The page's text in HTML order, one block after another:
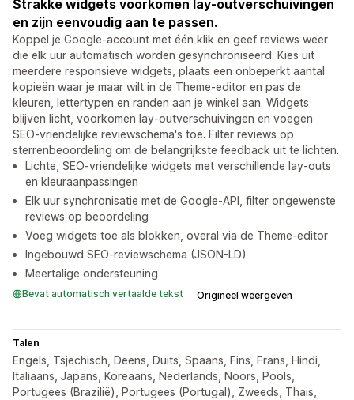
Strakke widgets voorkomen lay-outverschuivingen
en zijn eenvoudig aan te passen.
Koppel je Google-account met één klik en geef reviews weer
die elk uur automatisch worden gesynchroniseerd. Kies uit
meerdere responsieve widgets, plaats een onbeperkt aantal
kopieën waar je maar wilt in de Theme-editor en pas de
kleuren, lettertypen en randen aan je winkel aan. Widgets
blijven licht, voorkomen lay-outverschuivingen en voegen
SEO-vriendelijke reviewschema's toe. Filter reviews op
sterrenbeoordeling om de belangrijkste feedback uit te lichten.
Lichte, SEO-vriendelijke widgets met verschillende lay-outs
en kleuraanpassingen
Elk uur synchronisatie met de Google-API, filter ongewenste
reviews op beoordeling
Voeg widgets toe als blokken, overal via de Theme-editor
Ingebouwd SEO-reviewschema (JSON-LD)
Meertalige ondersteuning
Bevat automatisch vertaalde tekst Origineel weergeven
Talen
Engels, Tsjechisch, Deens, Duits, Spaans, Fins, Frans, Hindi,
Italiaans, Japans, Koreaans, Nederlands, Noors, Pools,
Portugees (Brazilië), Portugees (Portugal), Zweeds, Thais,